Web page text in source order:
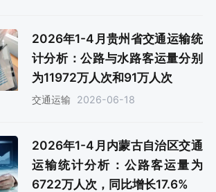
2026年1-4月贵州省交通运输统
计分析：公路与水路客运量分别
为11972万人次和91万人次
交通运输 2026-06-18
2026年1-4月内蒙古自治区交通
运输统计分析：公路客运量为
6722万人次，同比增长17.6%